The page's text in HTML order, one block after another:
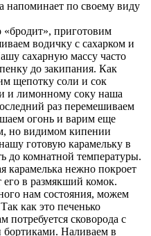
напоминает по своему виду
«бродит», приготовим
водичку с сахарком и
сахарную массу часто
до закипания. Как
щепотку соли и сок
и лимонному соку наша
раз перемешиваем
огонь и варим еще
но видимом кипении
готовую карамельку в
до комнатной температуры.
карамелька нежно покроет
его в размякший комок.
нам состояния, можем
как это печенько
потребуется сковорода с
Наливаем в